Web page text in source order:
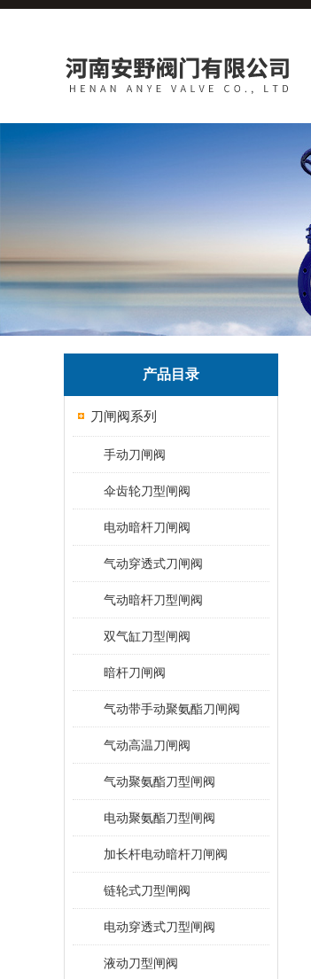
产品目录
刀闸阀系列
手动刀闸阀
伞齿轮刀型闸阀
电动暗杆刀闸阀
气动穿透式刀闸阀
气动暗杆刀型闸阀
双气缸刀型闸阀
暗杆刀闸阀
气动带手动聚氨酯刀闸阀
气动高温刀闸阀
气动聚氨酯刀型闸阀
电动聚氨酯刀型闸阀
加长杆电动暗杆刀闸阀
链轮式刀型闸阀
电动穿透式刀型闸阀
液动刀型闸阀